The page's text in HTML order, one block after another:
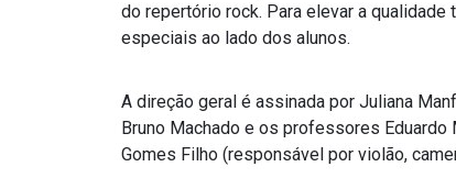
do repertório rock. Para elevar a
especiais ao lado dos alunos.
A direção geral é assinada por Juliana
Bruno Machado e os professores
Gomes Filho (responsável por violão,